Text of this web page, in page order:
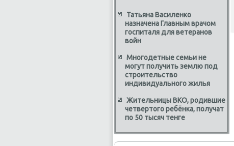
Татьяна Василенко
назначена Главным врачом
госпиталя для ветеранов
войн
Многодетные семьи не
могут получить землю под
строительство
индивидуального жилья
Жительницы ВКО, родившие
четвертого ребёнка, получат
по 50 тысяч тенге